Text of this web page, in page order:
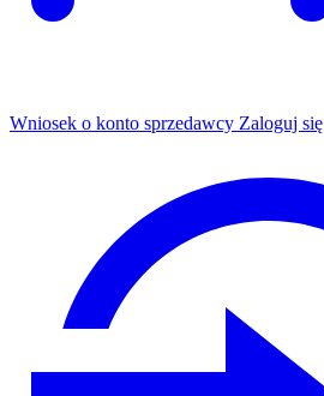
Wniosek o konto sprzedawcy Zaloguj się